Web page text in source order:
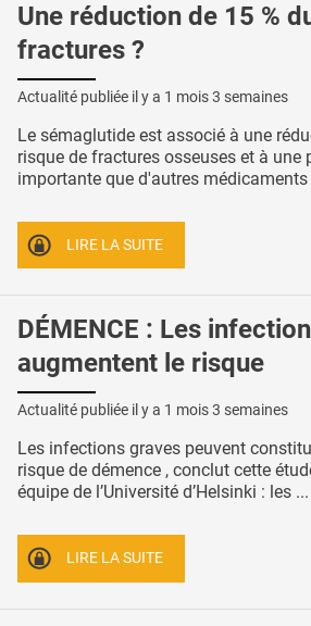
Une réduction de 15 %
fractures ?
Actualité publiée il y a 1 mois 3 semaines
Le sémaglutide est associé à une
risque de fractures osseuses et à une
importante que d'autres médicaments
LIRE LA SUITE
DÉMENCE : Les
augmentent le risque
Actualité publiée il y a 1 mois 3 semaines
Les infections graves peuvent
risque de démence , conclut cette
équipe de l’Université d’Helsinki : les ...
LIRE LA SUITE